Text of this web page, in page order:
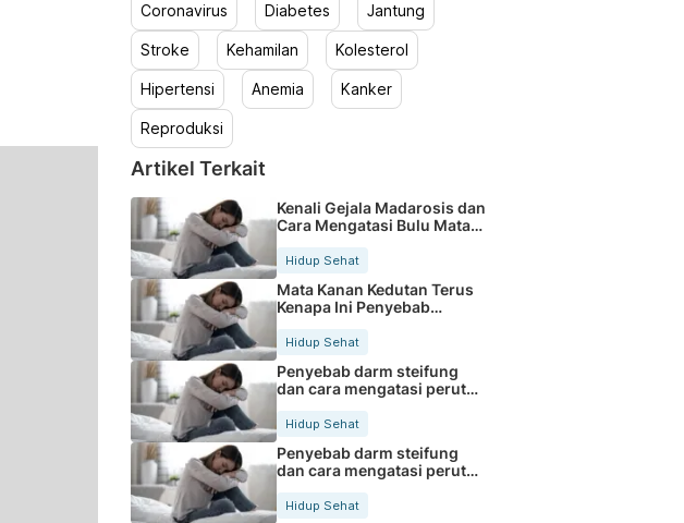
Coronavirus Diabetes Jantung
Stroke Kehamilan Kolesterol
Hipertensi Anemia Kanker
Reproduksi
Artikel Terkait
Kenali Gejala Madarosis dan
Cara Mengatasi Bulu Mata
Hidup Sehat
Mata Kanan Kedutan Terus
Kenapa Ini Penyebab
Hidup Sehat
Penyebab darm steifung
dan cara mengatasi perut
Hidup Sehat
Penyebab darm steifung
dan cara mengatasi perut
Hidup Sehat